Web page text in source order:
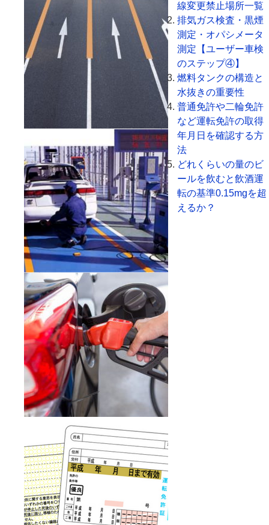
線変更禁止場所一覧
排気ガス検査・黒煙
測定・オパシメータ
測定【ユーザー車検
のステップ④】
燃料タンクの構造と
水抜きの重要性
普通免許や二輪免許
など運転免許の取得
年月日を確認する方
法
どれくらいの量のビ
ールを飲むと飲酒運
転の基準0.15mgを超
えるか？